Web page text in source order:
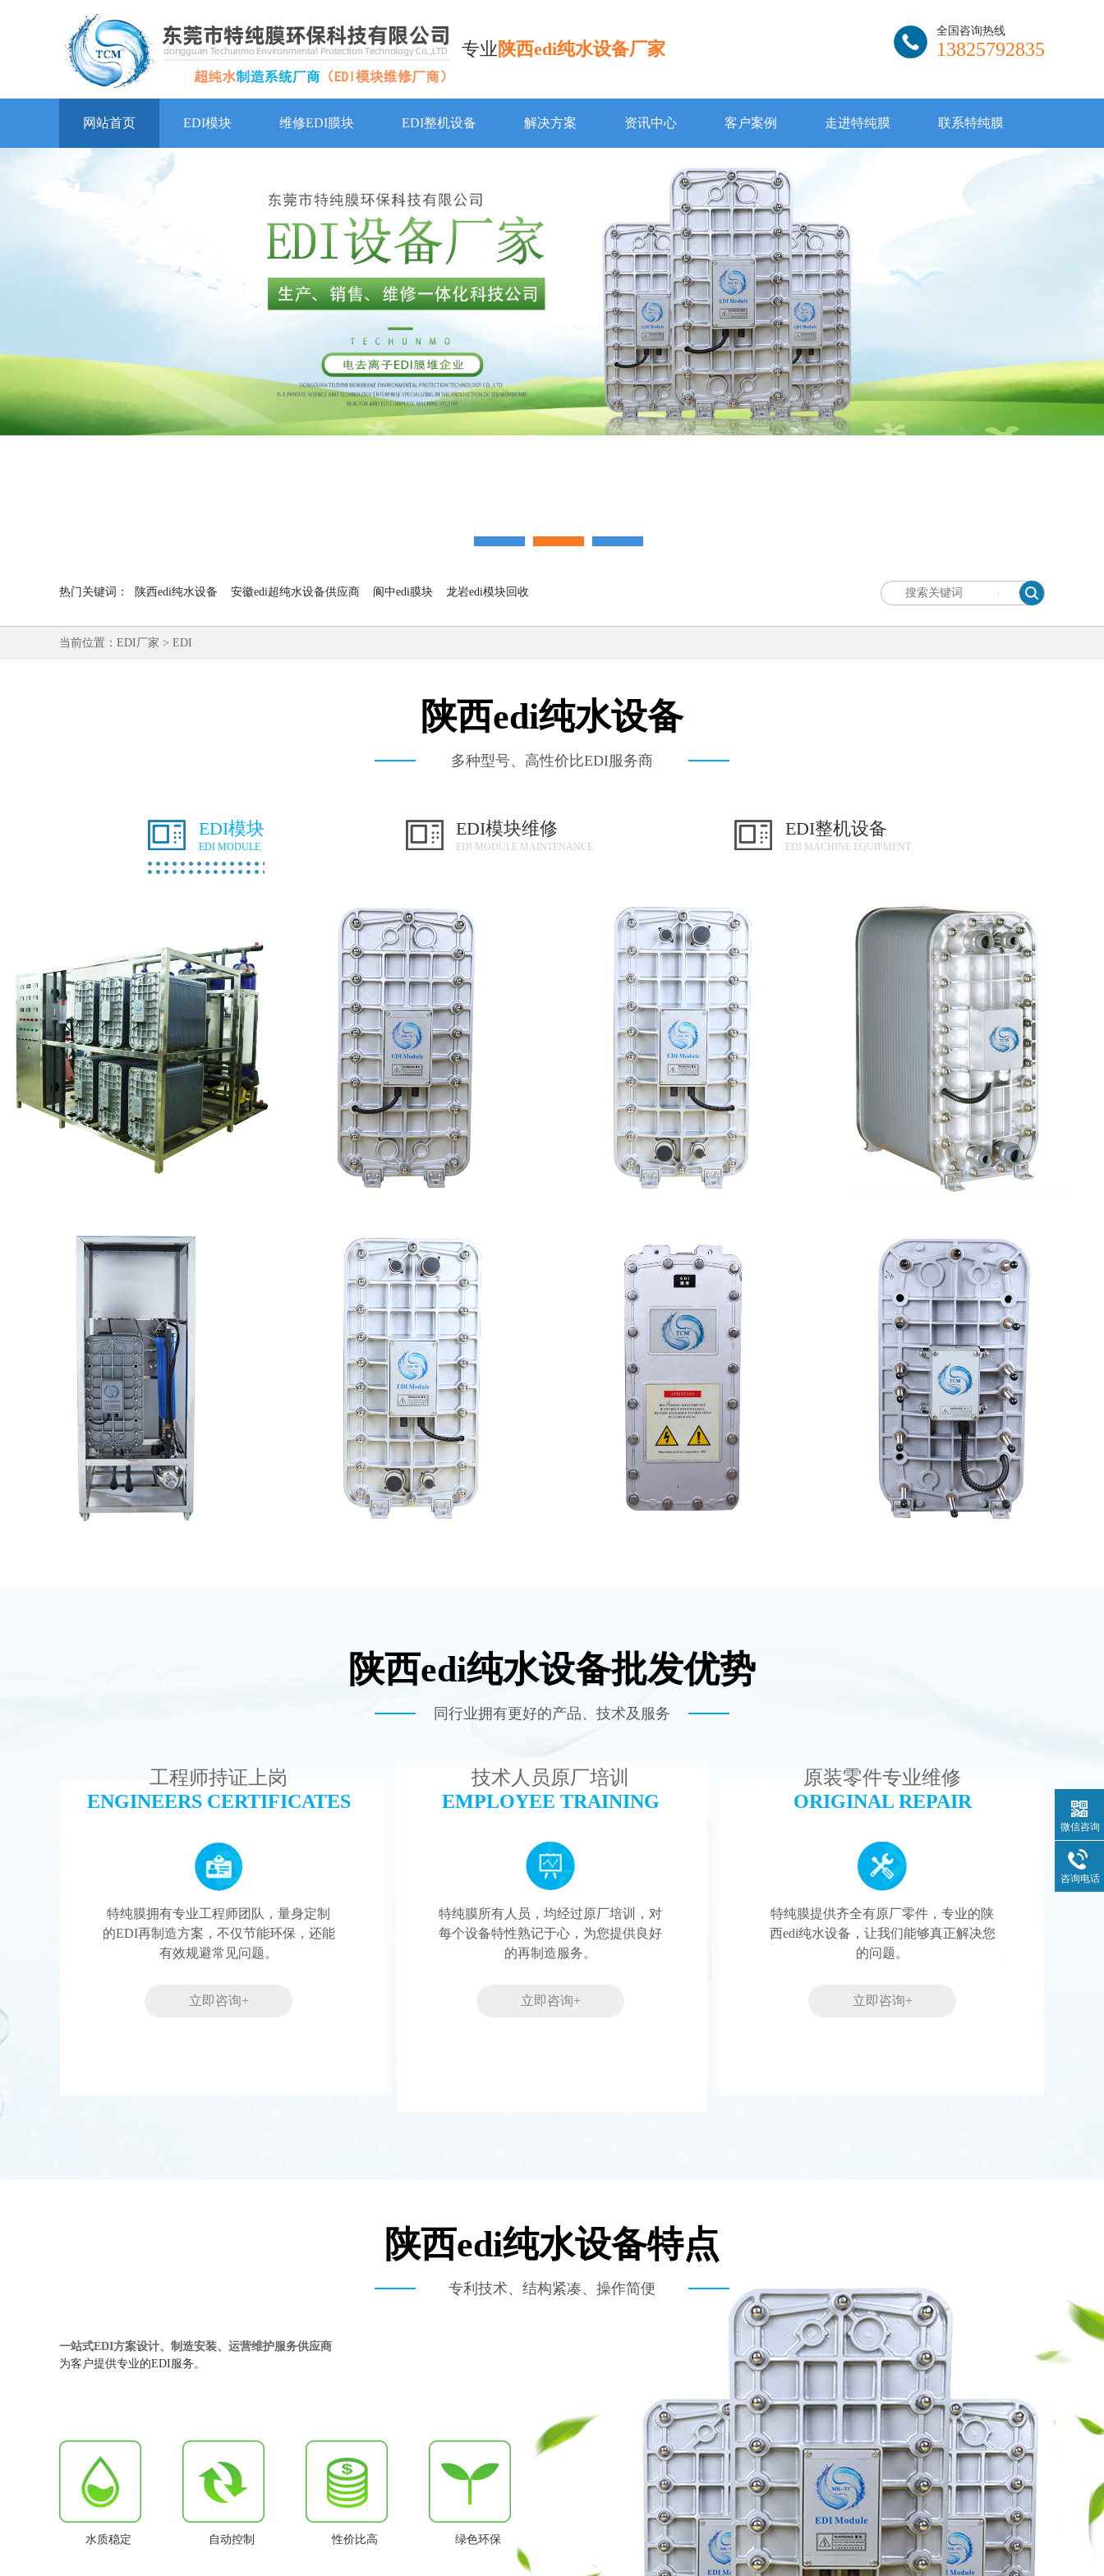
专业陕西edi纯水设备厂家
全国咨询热线
13825792835
网站首页 EDI模块 维修EDI膜块 EDI整机设备 解决方案 资讯中心 客户案例 走进特纯膜 联系特纯膜
热门关键词： 陕西edi纯水设备 安徽edi超纯水设备供应商 阆中edi膜块 龙岩edi模块回收
当前位置： EDI厂家 > EDI
陕西edi纯水设备
多种型号、高性价比EDI服务商
EDI模块
EDI MODULE
EDI模块维修
EDI MODULE MAINTENANCE
EDI整机设备
EDI MACHINE EQUIPMENT
EDI设备维修
查看详情
MK-TC100 EDI超纯水处理设备
查看详情
MK-TC300 EDI超纯水处理设备
查看详情
麦克尼斯EDI模块维修
查看详情
EDI超纯水处理设备
查看详情
坎普尔EDI膜堆维修
查看详情
陕西edi纯水设备批发优势
同行业拥有更好的产品、技术及服务
工程师持证上岗
ENGINEERS CERTIFICATES
特纯膜拥有专业工程师团队，量身定制
的EDI再制造方案，不仅节能环保，还能
有效规避常见问题。
立即咨询+
技术人员原厂培训
EMPLOYEE TRAINING
特纯膜所有人员，均经过原厂培训，对
每个设备特性熟记于心，为您提供良好
的再制造服务。
立即咨询+
原装零件专业维修
ORIGINAL REPAIR
特纯膜提供齐全有原厂零件，专业的陕
西edi纯水设备，让我们能够真正解决您
的问题。
立即咨询+
陕西edi纯水设备特点
专利技术、结构紧凑、操作简便
一站式EDI方案设计、制造安装、运营维护服务供应商
为客户提供专业的EDI服务。
水质稳定 自动控制 性价比高 绿色环保
微信咨询
咨询电话